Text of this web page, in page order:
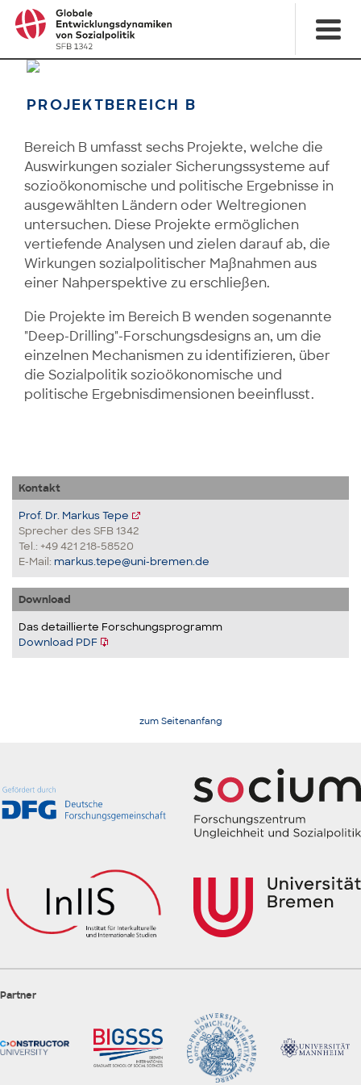
PROJEKTBEREICH B
Bereich B umfasst sechs Projekte, welche die
Auswirkungen sozialer Sicherungssysteme auf
sozioökonomische und politische Ergebnisse in
ausgewählten Ländern oder Weltregionen
untersuchen. Diese Projekte ermöglichen
vertiefende Analysen und zielen darauf ab, die
Wirkungen sozialpolitischer Maßnahmen aus
einer Nahperspektive zu erschließen.
Die Projekte im Bereich B wenden sogenannte
"Deep-Drilling"-Forschungsdesigns an, um die
einzelnen Mechanismen zu identifizieren, über
die Sozialpolitik sozioökonomische und
politische Ergebnisdimensionen beeinflusst.
Kontakt
Prof. Dr. Markus Tepe
Sprecher des SFB 1342
Tel.: +49 421 218-58520
E-Mail: markus.tepe@uni-bremen.de
Download
Das detaillierte Forschungsprogramm
Download PDF
zum Seitenanfang
Partner